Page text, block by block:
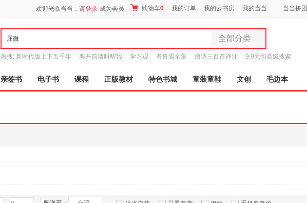
欢迎光临当当，请登录 成为会员 购物车0 我的订单 我的云书房 我的当当 当当拼团
全部分类
全部分类
图书
电子书
热搜: 新时代版上下五千年 离开前请叫醒我 学习观 有兽焉全集 唐诗三百首译注
9.9元包高级搜索
亲签书 电子书 课程 正版教材 特色书城 童装童鞋 文创 毛边本